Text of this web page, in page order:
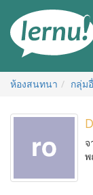
สารบัญ
ห้องสนทนา กลุ่ม
จ
พ